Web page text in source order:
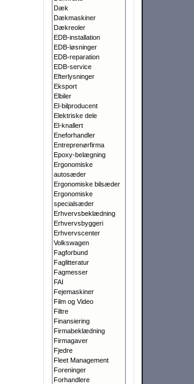
Dæk
Dækmaskiner
Dækreoler
EDB-installation
EDB-løsninger
EDB-reparation
EDB-service
Efterlysninger
Eksport
Elbiler
El-bilproducent
Elektriske dele
El-knallert
Eneforhandler
Entreprenørfirma
Epoxy-belægning
Ergonomiske
autosæder
Ergonomiske bilsæder
Ergonomiske
specialsæder
Erhvervsbeklædning
Erhvervsbyggeri
Erhvervscenter
Volkswagen
Fagforbund
Faglitteratur
Fagmesser
FAI
Fejemaskiner
Film og Video
Filtre
Finansiering
Firmabeklædning
Firmagaver
Fjedre
Fleet Management
Foreninger
Forhandlere